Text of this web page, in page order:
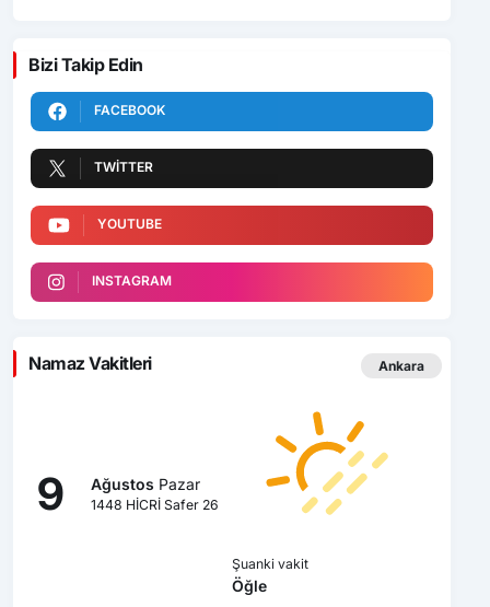
Bizi Takip Edin
FACEBOOK
TWITTER
YOUTUBE
INSTAGRAM
Namaz Vakitleri Ankara
9 Ağustos Pazar
1448 HİCRİ Safer 26
Şuanki vakit
Öğle